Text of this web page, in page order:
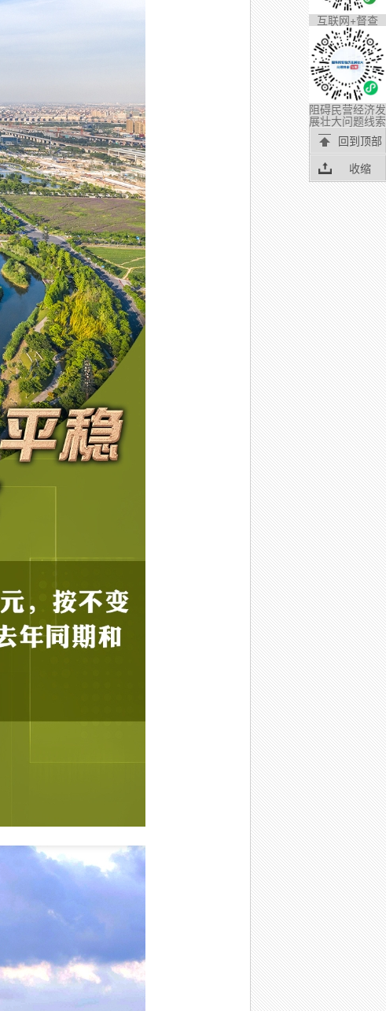
互联网+督查
阻碍民营经济发
展壮大问题线索
回到顶部
收缩